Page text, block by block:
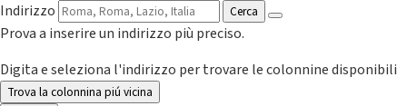
Indirizzo
Cerca
Prova a inserire un indirizzo più preciso.
Digita e seleziona l'indirizzo per trovare le colonnine disponibili
Trova la colonnina piú vicina